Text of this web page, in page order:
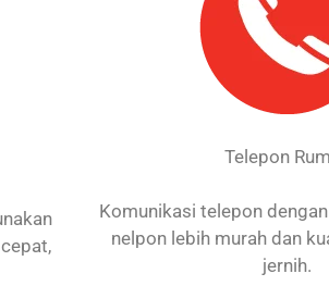
Telepon
Komunikasi telepon
nelpon lebih murah dan
jernih.